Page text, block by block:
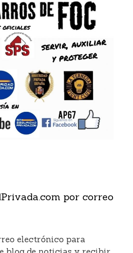
por correo
electrónico para